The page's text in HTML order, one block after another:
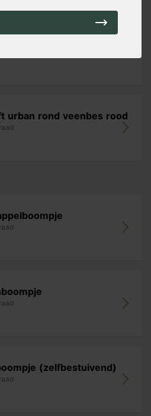
het eerste jaar geen vruchten
urban rond veenbes rood
(zelfbestuivend)